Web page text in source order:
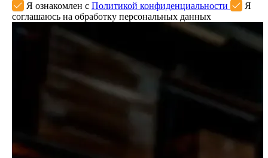
Я ознакомлен с Политикой конфиденциальности
Я
соглашаюсь на обработку персональных данных